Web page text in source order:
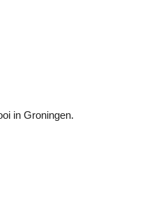
in Groningen.